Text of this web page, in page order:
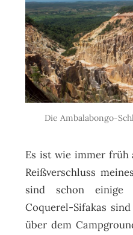
Die Ambalabongo-
Es ist wie immer früh
Reißverschluss
sind schon einige
Coquerel-Sifakas
über dem